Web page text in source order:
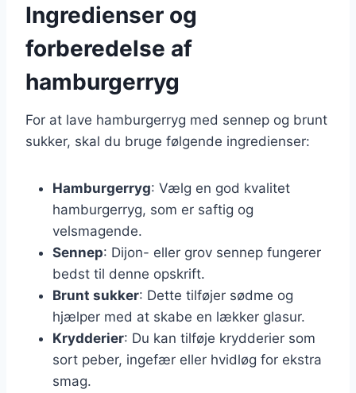
Ingredienser og
forberedelse af
hamburgerryg
For at lave hamburgerryg med sennep og brunt
sukker, skal du bruge følgende ingredienser:
Hamburgerryg: Vælg en god kvalitet
hamburgerryg, som er saftig og
velsmagende.
Sennep: Dijon- eller grov sennep fungerer
bedst til denne opskrift.
Brunt sukker: Dette tilføjer sødme og
hjælper med at skabe en lækker glasur.
Krydderier: Du kan tilføje krydderier som
sort peber, ingefær eller hvidløg for ekstra
smag.